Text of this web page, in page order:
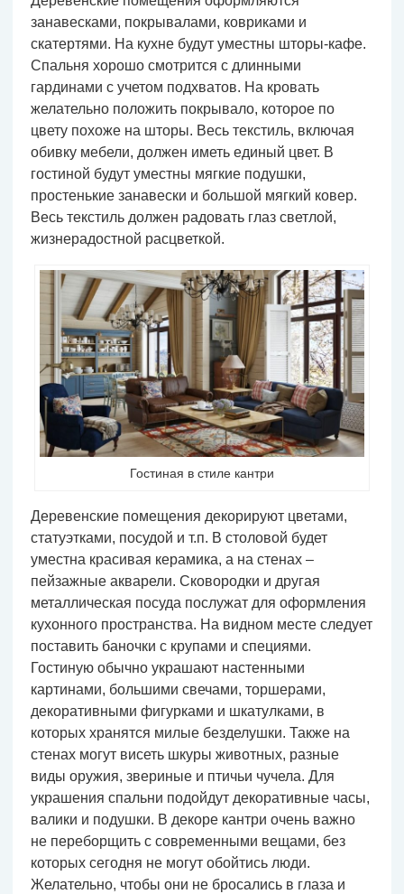
занавесками, покрывалами, ковриками и
скатертями. На кухне будут уместны шторы-кафе.
Спальня хорошо смотрится с длинными
гардинами с учетом подхватов. На кровать
желательно положить покрывало, которое по
цвету похоже на шторы. Весь текстиль, включая
обивку мебели, должен иметь единый цвет. В
гостиной будут уместны мягкие подушки,
простенькие занавески и большой мягкий ковер.
Весь текстиль должен радовать глаз светлой,
жизнерадостной расцветкой.
Гостиная в стиле кантри
Деревенские помещения декорируют цветами,
статуэтками, посудой и т.п. В столовой будет
уместна красивая керамика, а на стенах –
пейзажные акварели. Сковородки и другая
металлическая посуда послужат для оформления
кухонного пространства. На видном месте следует
поставить баночки с крупами и специями.
Гостиную обычно украшают настенными
картинами, большими свечами, торшерами,
декоративными фигурками и шкатулками, в
которых хранятся милые безделушки. Также на
стенах могут висеть шкуры животных, разные
виды оружия, звериные и птичьи чучела. Для
украшения спальни подойдут декоративные часы,
валики и подушки. В декоре кантри очень важно
не переборщить с современными вещами, без
которых сегодня не могут обойтись люди.
Желательно, чтобы они не бросались в глаза и